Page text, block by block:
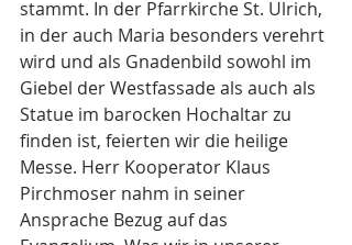
stammt. In der Pfarrkirche St. Ulrich,
in der auch Maria besonders verehrt
wird und als Gnadenbild sowohl im
Giebel der Westfassade als auch als
Statue im barocken Hochaltar zu
finden ist, feierten wir die heilige
Messe. Herr Kooperator Klaus
Pirchmoser nahm in seiner
Ansprache Bezug auf das